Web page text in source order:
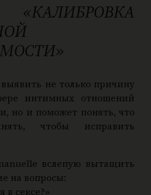
не только причину
интимных отношений
но и поможет понять, что
чтобы исправить
вслепую вытащить
на вопросы:
в сексе?»